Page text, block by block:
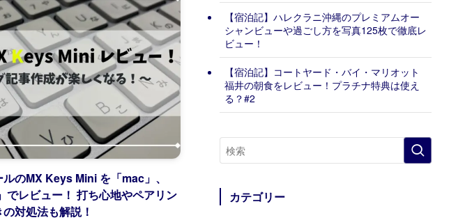
ルのMX Keys Mini を「mac」、
でレビュー！ 打ち心地やペアリン
対処法も解説！
【宿泊記】ハレクラニ沖縄のプレミアムオー
シャンビューや過ごし方を写真125枚で徹底レ
ビュー！
【宿泊記】コートヤード・バイ・マリオット
福井の朝食をレビュー！プラチナ特典は使え
る？#2
カテゴリー